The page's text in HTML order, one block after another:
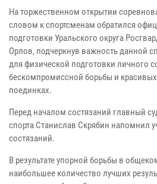
На торжественном открытии
словом к спортсменам обратился
подготовки Уральского округа
Орлов, подчеркнув важность данной
для физической подготовки личного
бескомпромиссной борьбы и
поединках.
Перед началом состязаний главный
спорта Станислав Скрябин напомнил
состязаний.
В результате упорной борьбы в
наибольшее количество лучших